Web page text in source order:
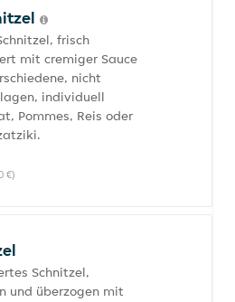
frisch
mit cremiger Sauce
nicht
individuell
Pommes, Reis oder
€)
Schnitzel,
und überzogen mit